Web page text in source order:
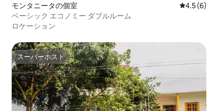
モンタニータの個室 レビュー6
4.5 (6)
ベーシック エコノミー ダブルルーム
ロケーション
スーパーホスト
スーパーホスト